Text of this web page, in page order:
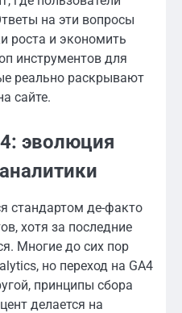
на эти вопросы
роста и экономить
инструментов для
реально раскрывают
сайте.
эволюция
стандартом де-факто
хотя за последние
Многие до сих пор
но переход на GA4
принципы сбора
делается на